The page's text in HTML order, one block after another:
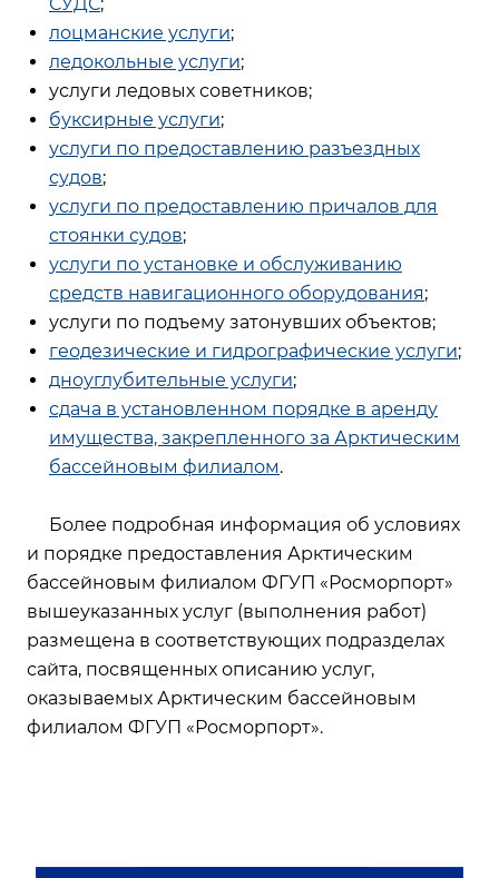
лоцманские услуги;
ледокольные услуги;
услуги ледовых советников;
буксирные услуги;
услуги по предоставлению разъездных
судов;
услуги по предоставлению причалов для
стоянки судов;
услуги по установке и обслуживанию
средств навигационного оборудования;
услуги по подъему затонувших объектов;
геодезические и гидрографические услуги;
дноуглубительные услуги;
сдача в установленном порядке в аренду
имущества, закрепленного за Арктическим
бассейновым филиалом.
Более подробная информация об условиях
и порядке предоставления Арктическим
бассейновым филиалом ФГУП «Росморпорт»
вышеуказанных услуг (выполнения работ)
размещена в соответствующих подразделах
сайта, посвященных описанию услуг,
оказываемых Арктическим бассейновым
филиалом ФГУП «Росморпорт».